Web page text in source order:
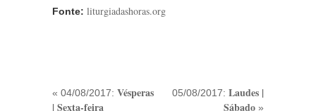
Fonte: liturgiadashoras.org
« 04/08/2017: Vésperas
| Sexta-feira
05/08/2017: Laudes |
Sábado »